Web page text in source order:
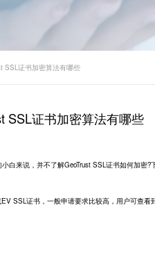
SSL证书加密算法有哪些
SSL证书加密算法有哪些
白来说，并不了解GeoTrust SSL证书如何加密?
SSL证书，一般申请要求比较高，用户可查看